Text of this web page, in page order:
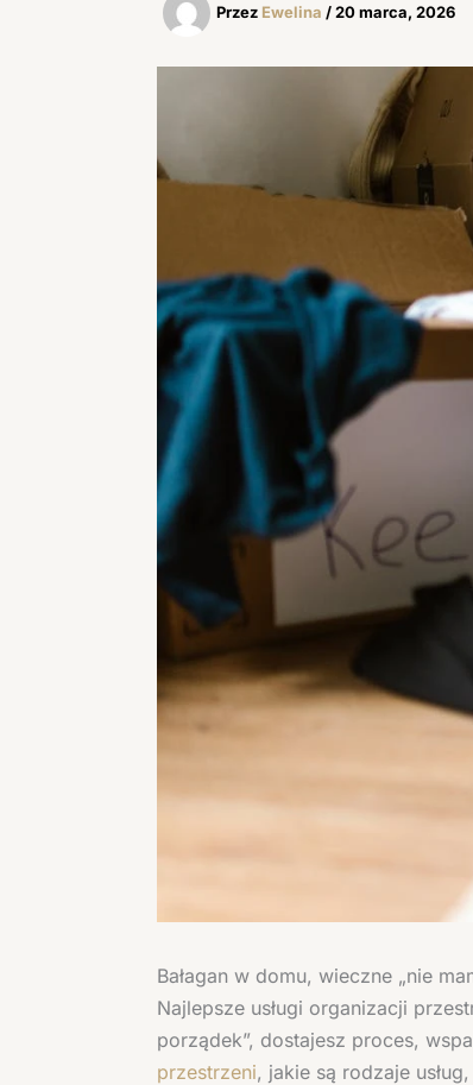
Przez Ewelina /20 marca, 2026
Bałagan w domu, wieczne „nie
Najlepsze usługi organizacji
porządek”, dostajesz proces,
przestrzeni, jakie są rodzaje